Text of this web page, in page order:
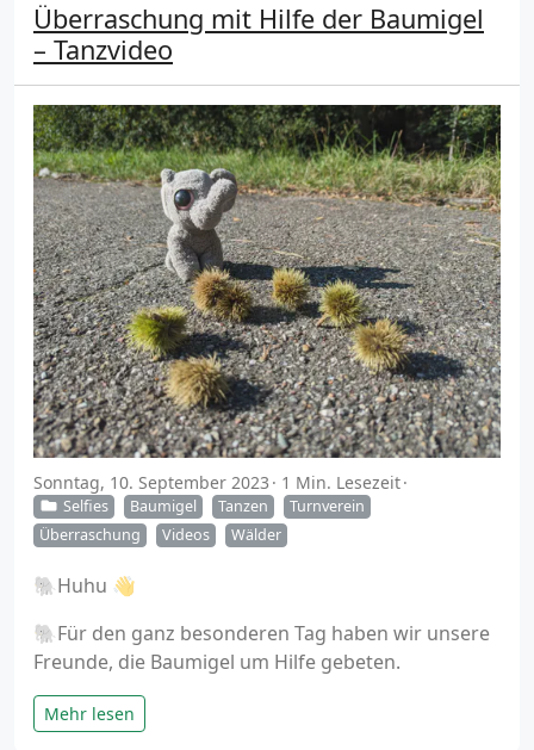
Überraschung mit Hilfe der Baumigel
– Tanzvideo
Sonntag, 10. September 2023 1 Min. Lesezeit
Selfies Baumigel Tanzen
Turnverein
Überraschung
Videos Wälder
🐘Huhu 👋
🐘Für den ganz besonderen Tag haben wir unsere
Freunde, die Baumigel um Hilfe gebeten.
Mehr lesen